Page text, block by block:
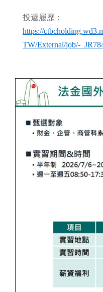
投遞履歷：
https://
TW/External/job/-